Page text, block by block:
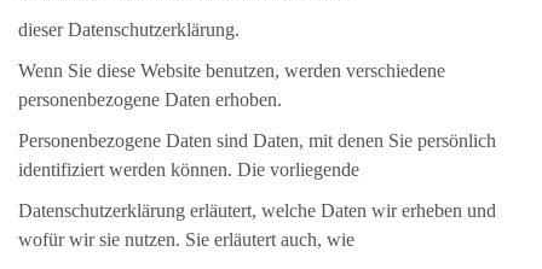
dieser Datenschutzerklärung.
Wenn Sie diese Website benutzen, werden verschiedene
personenbezogene Daten erhoben.
Personenbezogene Daten sind Daten, mit denen Sie persönlich
identifiziert werden können. Die vorliegende
Datenschutzerklärung erläutert, welche Daten wir erheben und
wofür wir sie nutzen. Sie erläutert auch, wie